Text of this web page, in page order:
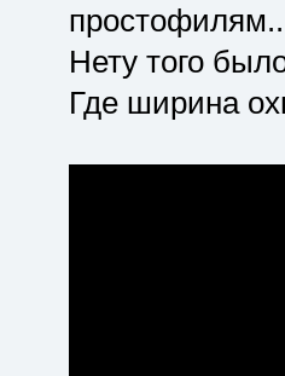
Нету того
Где ширина